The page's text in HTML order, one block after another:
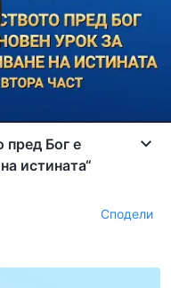
Бог е
истината“
Сподели